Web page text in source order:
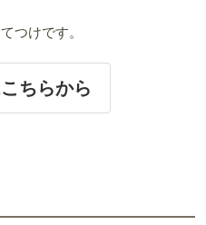
つけです。
ちらから